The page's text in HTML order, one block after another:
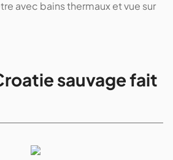
avec bains thermaux et vue sur
sauvage fait